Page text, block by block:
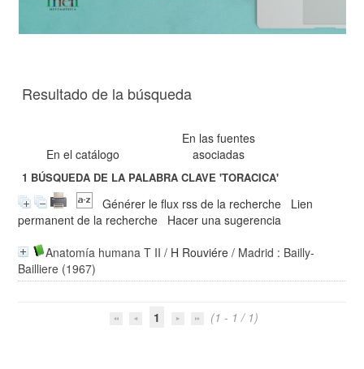
Resultado de la búsqueda
En el catálogo
En las fuentes
asociadas
1 BÚSQUEDA DE LA PALABRA CLAVE'TORACICA'
Générer le flux rss de la recherche
Lien
permanent de la recherche
Hacer una sugerencia
Anatomía humana T II / H Rouviére / Madrid : Bailly-
Bailliere (1967)
1 (1 - 1 / 1)